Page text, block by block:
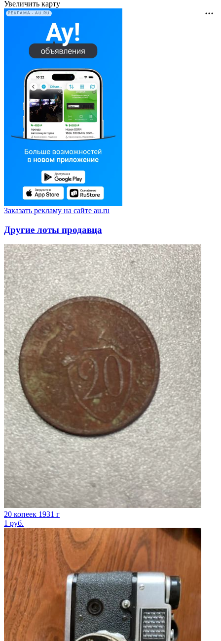
Увеличить карту
РЕКЛАМА • AU.RU
Заказать рекламу на сайте au.ru
Другие лоты продавца
20 копеек 1931 г
1 руб.